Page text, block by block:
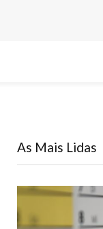
As Mais Lidas